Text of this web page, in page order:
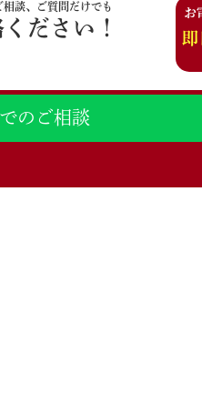
談、ご質問だけでも
ださい！
お
のご相談